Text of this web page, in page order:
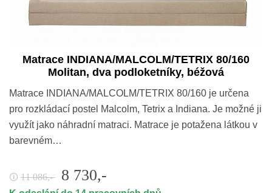
Matrace INDIANA/MALCOLM/TETRIX 80/160
Molitan, dva podloketníky, béžová
Matrace INDIANA/MALCOLM/TETRIX 80/160 je určena
pro rozkládací postel Malcolm, Tetrix a Indiana. Je možné ji
využít jako náhradní matraci. Matrace je potažena látkou v
barevném…
🛈 11 086,- 8 730,-